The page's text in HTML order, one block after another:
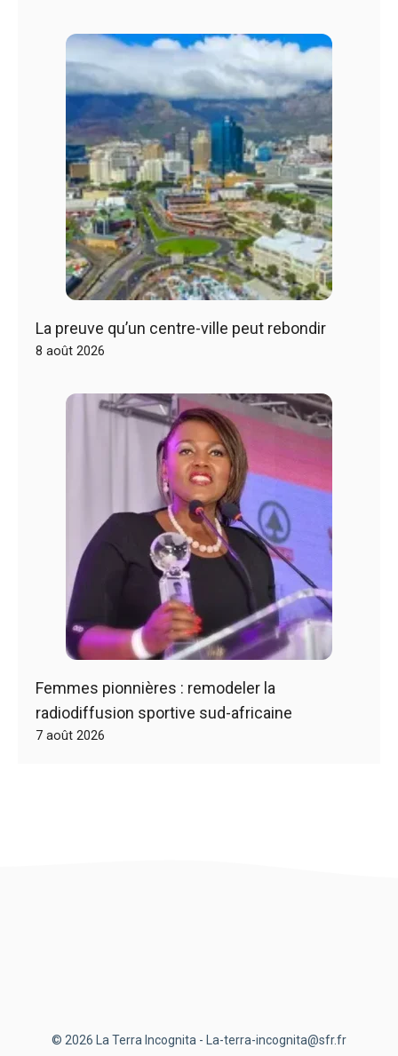
La preuve qu’un centre-ville peut rebondir
8 août 2026
Femmes pionnières : remodeler la
radiodiffusion sportive sud-africaine
7 août 2026
© 2026 La Terra Incognita - La-terra-incognita@sfr.fr